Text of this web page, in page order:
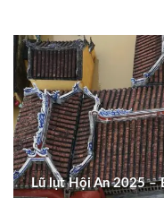
Lũ lụt Hội An 2025 –